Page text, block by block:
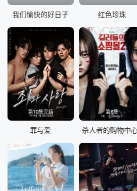
我们愉快的好日子 红色珍珠
第10集完结
罪与爱
第6集
杀人者的购物中